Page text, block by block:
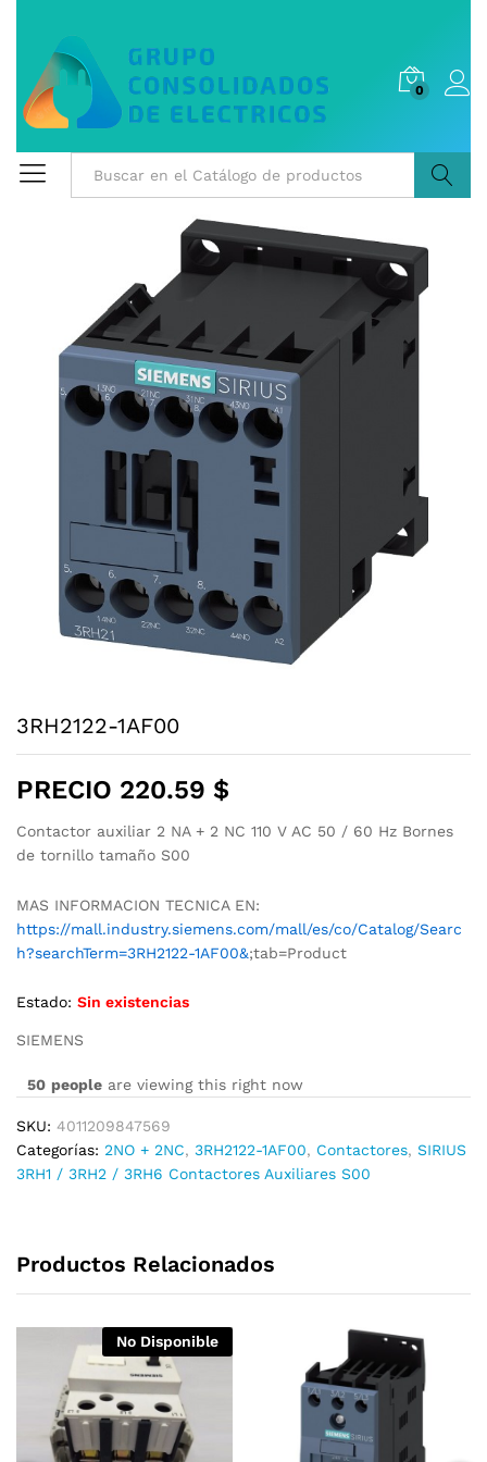
0
3RH2122-1AF00
PRECIO 220.59 $
Contactor auxiliar 2 NA + 2 NC 110 V AC 50 / 60 Hz Bornes
de tornillo tamaño S00
MAS INFORMACION TECNICA EN:
https://mall.industry.siemens.com/mall/es/co/Catalog/Searc
h?searchTerm=3RH2122-1AF00&;tab=Product
Estado: Sin existencias
SIEMENS
50 people are viewing this right now
SKU: 4011209847569
Categorías: 2NO + 2NC, 3RH2122-1AF00, Contactores, SIRIUS
3RH1 / 3RH2 / 3RH6 Contactores Auxiliares S00
Productos Relacionados
No Disponible